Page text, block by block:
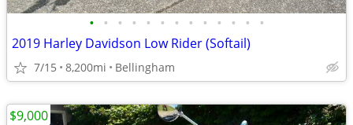
• • • • • • • • • • • • •
2019 Harley Davidson Low Rider (Softail)
7/15 8,200mi Bellingham
$9,000